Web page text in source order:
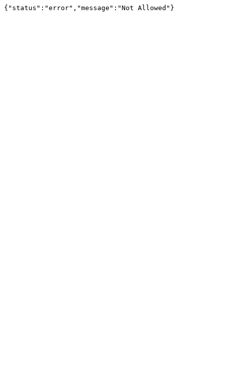
{"status":"error","message":"Not Allowed"}